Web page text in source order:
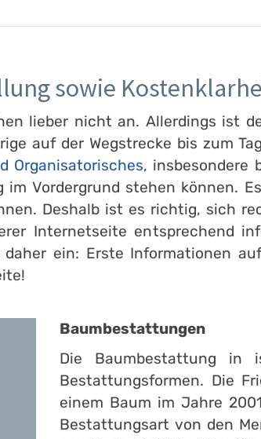
sowie
lieber nicht an. Allerdings ist
auf der Wegstrecke bis zum
Organisatorisches, insbesondere
Vordergrund stehen können.
Deshalb ist es richtig, sich
Internetseite entsprechend
ein: Erste Informationen
Baumbestattungen
Die Baumbestattung in
Bestattungsformen. Die
einem Baum im Jahre
Bestattungsart von den